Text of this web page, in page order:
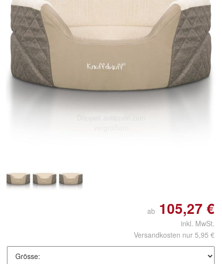
ab 105,27 €
inkl. MwSt.
Versandkosten nur 5,95 €